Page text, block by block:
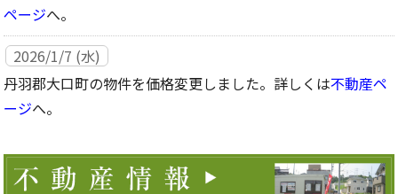
ページへ。
2026/1/7 (水)
丹羽郡大口町の物件を価格変更しました。詳しくは不動産ペ
ージへ。
2025/7/15 (火)
丹羽郡大口町に戸建て物件が出ました。詳しくは不動産ペー